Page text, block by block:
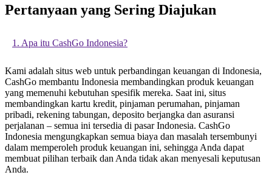
Pertanyaan yang Sering Diajukan
1. Apa itu CashGo Indonesia?
Kami adalah situs web untuk perbandingan keuangan di Indonesia,
CashGo membantu Indonesia membandingkan produk keuangan
yang memenuhi kebutuhan spesifik mereka. Saat ini, situs
membandingkan kartu kredit, pinjaman perumahan, pinjaman
pribadi, rekening tabungan, deposito berjangka dan asuransi
perjalanan – semua ini tersedia di pasar Indonesia. CashGo
Indonesia mengungkapkan semua biaya dan masalah tersembunyi
dalam memperoleh produk keuangan ini, sehingga Anda dapat
membuat pilihan terbaik dan Anda tidak akan menyesali keputusan
Anda.